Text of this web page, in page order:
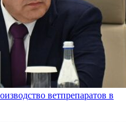
ветпрепаратов в